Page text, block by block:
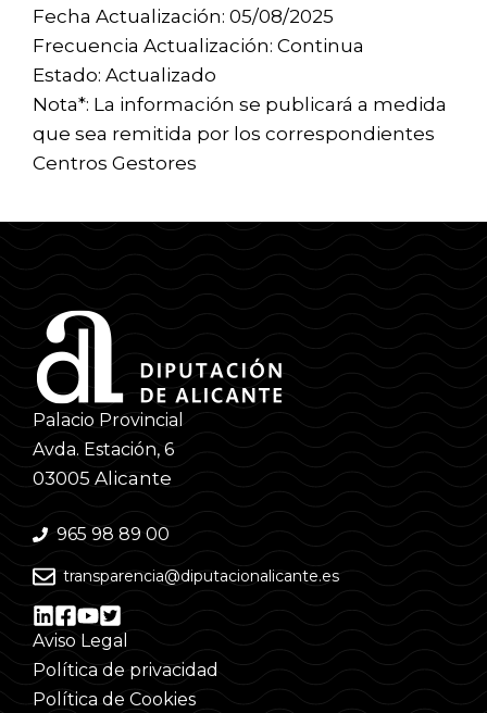
Fecha Actualización: 05/08/2025
Frecuencia Actualización: Continua
Estado: Actualizado
Nota*: La información se publicará a medida
que sea remitida por los correspondientes
Centros Gestores
Palacio Provincial
Avda. Estación, 6
03005 Alicante
965 98 89 00
transparencia@diputacionalicante.es
Aviso Legal
Política de privacidad
Política de Cookies